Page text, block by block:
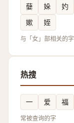
㜸 㛊 妁
嫰
姪
与「女」部相关的字
热搜
一 爱 福
常被查询的字